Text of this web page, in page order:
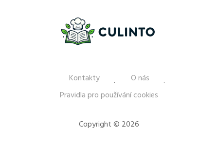
Kontakty
O nás
Pravidla pro používání cookies
Copyright © 2026